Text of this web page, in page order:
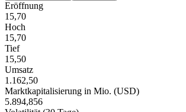
Eröffnung
15,70
Hoch
15,70
Tief
15,50
Umsatz
1.162,50
Marktkapitalisierung in Mio. (USD)
5.894,856